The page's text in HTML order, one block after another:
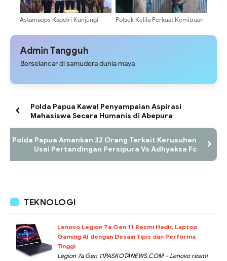
Astamaops Kapolri Kunjungi
Dukung Pengembangan
Polsek Kelila Perkuat Kemitraan
Patroli Dialogis
Admin Tangguh
Berselancar di samudera dunia maya
Polda Papua Kawal Penyampaian Aspirasi
Mahasiswa Secara Humanis di Abepura
Polda Papua Amankan 32 Orang Terkait Kerusuhan
Usai Pertandingan Persipura Vs Adhyaksa Fc
TEKNOLOGI
Lenovo Legion 7a Gen 11 Resmi Hadir, Laptop
Gaming AI dengan Desain Tipis dan Performa
Tinggi
Legion 7a Gen 11PASKOTANEWS.COM – Lenovo resmi